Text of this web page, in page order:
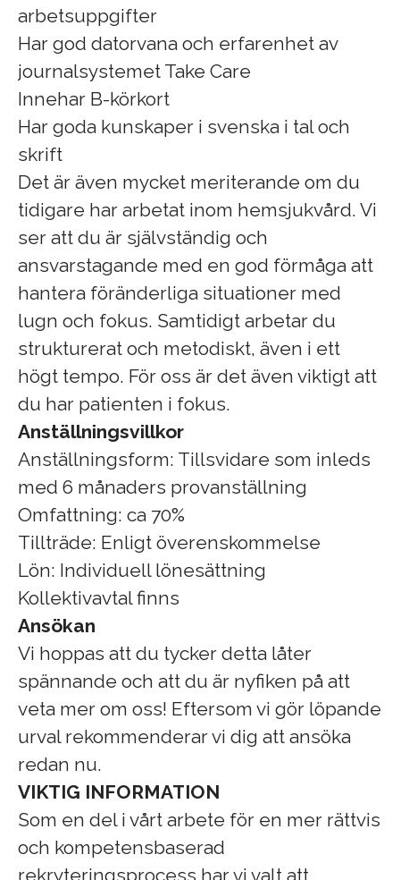
arbetsuppgifter
Har god datorvana och erfarenhet av
journalsystemet Take Care
Innehar B-körkort
Har goda kunskaper i svenska i tal och
skrift
Det är även mycket meriterande om du
tidigare har arbetat inom hemsjukvård. Vi
ser att du är självständig och
ansvarstagande med en god förmåga att
hantera föränderliga situationer med
lugn och fokus. Samtidigt arbetar du
strukturerat och metodiskt, även i ett
högt tempo. För oss är det även viktigt att
du har patienten i fokus.
Anställningsvillkor
Anställningsform: Tillsvidare som inleds
med 6 månaders provanställning
Omfattning: ca 70%
Tillträde: Enligt överenskommelse
Lön: Individuell lönesättning
Kollektivavtal finns
Ansökan
Vi hoppas att du tycker detta låter
spännande och att du är nyfiken på att
veta mer om oss! Eftersom vi gör löpande
urval rekommenderar vi dig att ansöka
redan nu.
VIKTIG INFORMATION
Som en del i vårt arbete för en mer rättvis
och kompetensbaserad
rekryteringsprocess har vi valt att